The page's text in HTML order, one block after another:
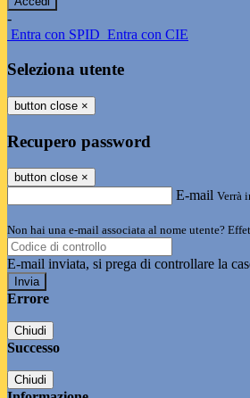
-
Entra con SPID Entra con CIE
Seleziona utente
button close ×
Recupero password
button close ×
E-mail Verrà
Non hai una e-mail associata al nome utente?
E-mail inviata, si prega di controllare la
Errore
Chiudi
Successo
Chiudi